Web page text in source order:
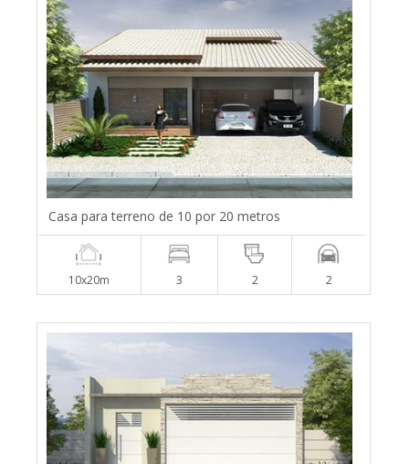
Casa para terreno de 10 por 20 metros
10x20m 3 2 2